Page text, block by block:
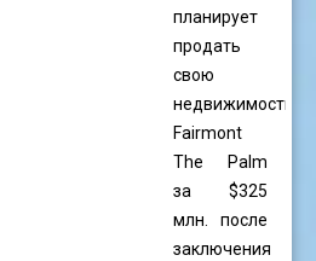
планирует
продать
свою
недвижимость
Fairmont
The Palm
за $325
млн. после
заключения